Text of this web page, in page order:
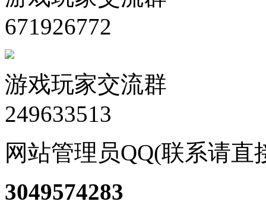
671926772
游戏玩家交流群
249633513
网站管理员QQ(联系请直
3049574283